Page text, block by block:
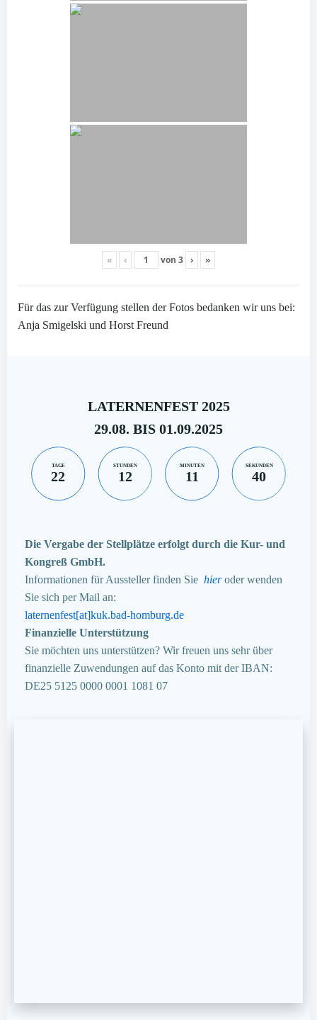
« ‹ von 3 › »
Für das zur Verfügung stellen der Fotos bedanken wir uns bei:
Anja Smigelski und Horst Freund
LATERNENFEST 2025
29.08. BIS 01.09.2025
TAGE
22
STUNDEN
12
MINUTEN
11
SEKUNDEN
39
Die Vergabe der Stellplätze erfolgt durch die Kur- und
Kongreß GmbH.
Informationen für Aussteller finden Sie hieroder wenden
Sie sich per Mail an:
laternenfest[at]kuk.bad-homburg.de
Finanzielle Unterstützung
Sie möchten uns unterstützen? Wir freuen uns sehr über
finanzielle Zuwendungen auf das Konto mit der IBAN:
DE25 5125 0000 0001 1081 07